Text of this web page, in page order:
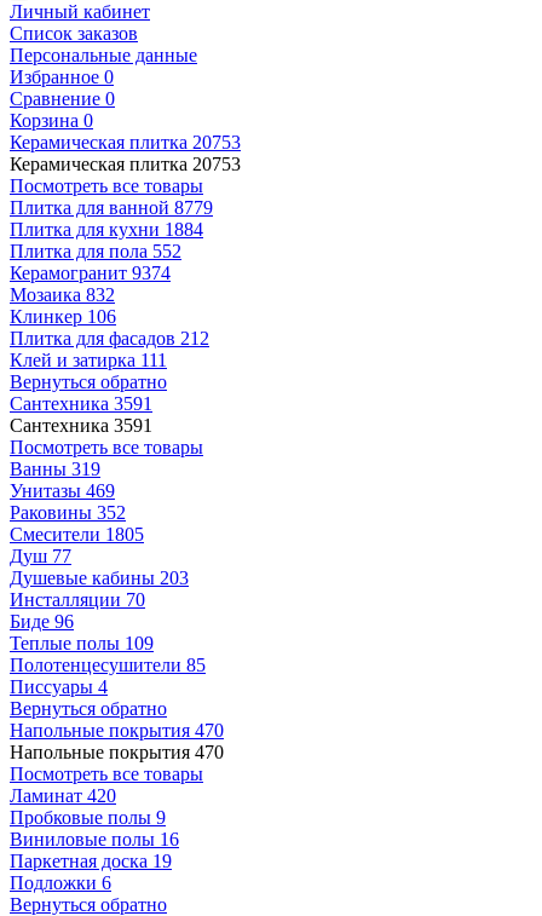
Личный кабинет
Список заказов
Персональные данные
Избранное 0
Сравнение 0
Корзина 0
Керамическая плитка 20753
Керамическая плитка 20753
Посмотреть все товары
Плитка для ванной 8779
Плитка для кухни 1884
Плитка для пола 552
Керамогранит 9374
Мозаика 832
Клинкер 106
Плитка для фасадов 212
Клей и затирка 111
Вернуться обратно
Сантехника 3591
Сантехника 3591
Посмотреть все товары
Ванны 319
Унитазы 469
Раковины 352
Смесители 1805
Душ 77
Душевые кабины 203
Инсталляции 70
Биде 96
Теплые полы 109
Полотенцесушители 85
Писсуары 4
Вернуться обратно
Напольные покрытия 470
Напольные покрытия 470
Посмотреть все товары
Ламинат 420
Пробковые полы 9
Виниловые полы 16
Паркетная доска 19
Подложки 6
Вернуться обратно